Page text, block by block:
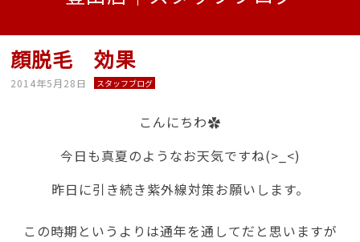
顔脱毛 効果
2014年5月28日 スタッフブログ
こんにちわ✿
今日も真夏のようなお天気ですね(>_<)
昨日に引き続き紫外線対策お願いします。
この時期というよりは通年を通してだと思いますが